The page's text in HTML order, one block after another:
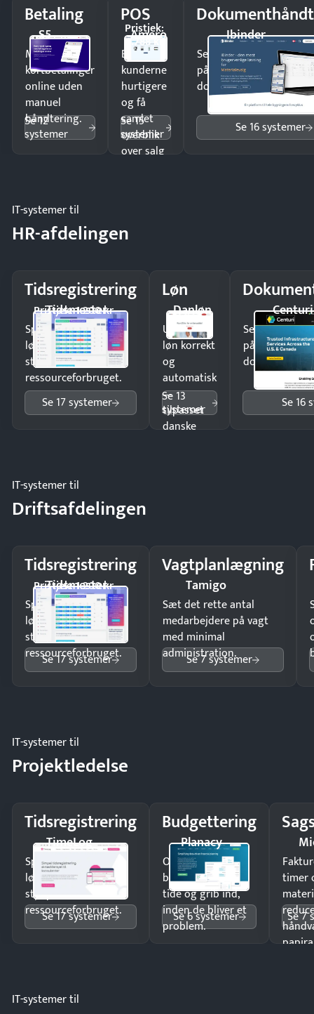
Betaling
S5
Modtag
kortbetalinger
online uden
manuel
håndtering.
Se 12
systemer
POS
Amero
Pristjek:
4.788 kr
Ekspedér
kunderne
hurtigere
og få
samlet
overblik
over salg
Se 15
systemer
Ibinder
Send kontrakter til
på minutter og mist
dokumenter.
Se 16 systemer
IT-systemer til
HR-afdelingen
Tidsregistrering
Tidsmester
Pristjek: 1.200 kr
Spar tid på
lønberegning og få
styr på
ressourceforbruget.
Se 17 systemer
Løn
Danløn
Udbetal
løn korrekt
og
automatisk
—
tilpasset
danske
Se 13
systemer
Centuri
Send
på minutter
dokumenter.
Se 16
IT-systemer til
Driftsafdelingen
Tidsregistrering
Tidsmester
Pristjek: 1.200 kr
Spar tid på
lønberegning og få
styr på
ressourceforbruget.
Se 17 systemer
Vagtplanlægning
Tamigo
Sæt det rette antal
medarbejdere på vagt
med minimal
administration.
Se 7 systemer
IT-systemer til
Projektledelse
Tidsregistrering
TimeLog
Spar tid på
lønberegning og få
styr på
ressourceforbruget.
Se 17 systemer
Budgettering
Planacy
Opdag
budgetafvigelser i
tide og grib ind,
inden de bliver et
problem.
Se 6 systemer
timer
Se 7
IT-systemer til